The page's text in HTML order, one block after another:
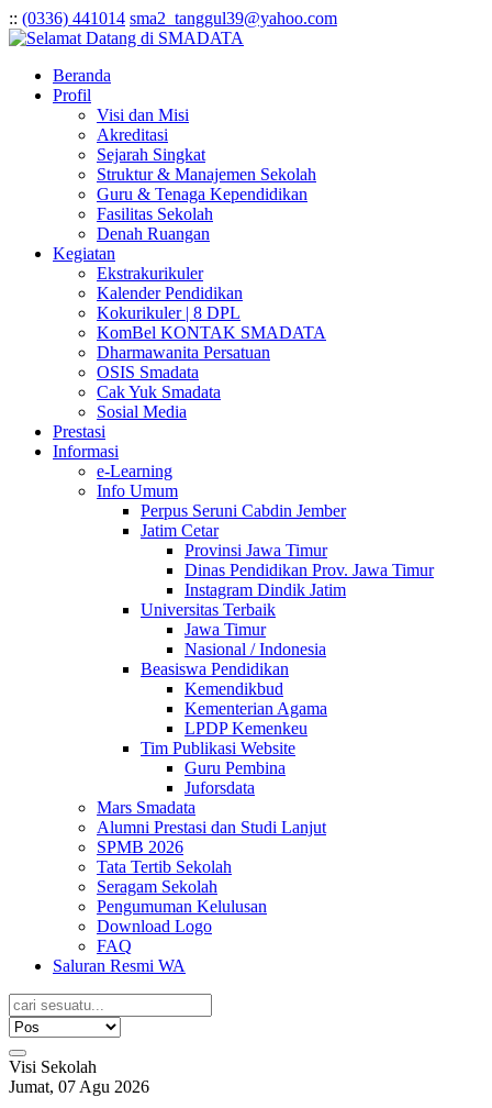
:: (0336) 441014 sma2_tanggul39@yahoo.com
Beranda
Profil
Visi dan Misi
Akreditasi
Sejarah Singkat
Struktur & Manajemen Sekolah
Guru & Tenaga Kependidikan
Fasilitas Sekolah
Denah Ruangan
Kegiatan
Ekstrakurikuler
Kalender Pendidikan
Kokurikuler | 8 DPL
KomBel KONTAK SMADATA
Dharmawanita Persatuan
OSIS Smadata
Cak Yuk Smadata
Sosial Media
Prestasi
Informasi
e-Learning
Info Umum
Perpus Seruni Cabdin Jember
Jatim Cetar
Provinsi Jawa Timur
Dinas Pendidikan Prov. Jawa Timur
Instagram Dindik Jatim
Universitas Terbaik
Jawa Timur
Nasional / Indonesia
Beasiswa Pendidikan
Kemendikbud
Kementerian Agama
LPDP Kemenkeu
Tim Publikasi Website
Guru Pembina
Juforsdata
Mars Smadata
Alumni Prestasi dan Studi Lanjut
SPMB 2026
Tata Tertib Sekolah
Seragam Sekolah
Pengumuman Kelulusan
Download Logo
FAQ
Saluran Resmi WA
Visi Sekolah
Jumat, 07 Agu 2026